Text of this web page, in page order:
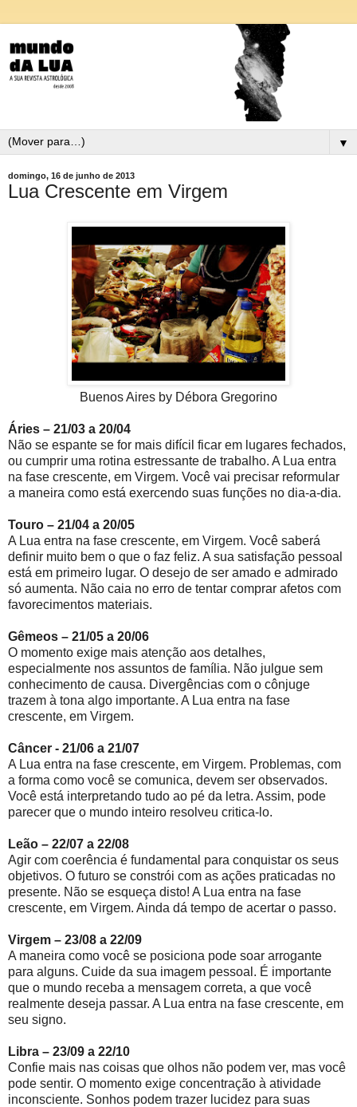
▼
domingo, 16 de junho de 2013
Lua Crescente em Virgem
Buenos Aires by Débora Gregorino
Áries – 21/03 a 20/04
Não se espante se for mais difícil ficar em lugares fechados,
ou cumprir uma rotina estressante de trabalho. A Lua entra
na fase crescente, em Virgem. Você vai precisar reformular
a maneira como está exercendo suas funções no dia-a-dia.
Touro – 21/04 a 20/05
A Lua entra na fase crescente, em Virgem. Você saberá
definir muito bem o que o faz feliz. A sua satisfação pessoal
está em primeiro lugar. O desejo de ser amado e admirado
só aumenta. Não caia no erro de tentar comprar afetos com
favorecimentos materiais.
Gêmeos – 21/05 a 20/06
O momento exige mais atenção aos detalhes,
especialmente nos assuntos de família. Não julgue sem
conhecimento de causa. Divergências com o cônjuge
trazem à tona algo importante. A Lua entra na fase
crescente, em Virgem.
Câncer - 21/06 a 21/07
A Lua entra na fase crescente, em Virgem. Problemas, com
a forma como você se comunica, devem ser observados.
Você está interpretando tudo ao pé da letra. Assim, pode
parecer que o mundo inteiro resolveu critica-lo.
Leão – 22/07 a 22/08
Agir com coerência é fundamental para conquistar os seus
objetivos. O futuro se constrói com as ações praticadas no
presente. Não se esqueça disto! A Lua entra na fase
crescente, em Virgem. Ainda dá tempo de acertar o passo.
Virgem – 23/08 a 22/09
A maneira como você se posiciona pode soar arrogante
para alguns. Cuide da sua imagem pessoal. É importante
que o mundo receba a mensagem correta, a que você
realmente deseja passar. A Lua entra na fase crescente, em
seu signo.
Libra – 23/09 a 22/10
Confie mais nas coisas que olhos não podem ver, mas você
pode sentir. O momento exige concentração à atividade
inconsciente. Sonhos podem trazer lucidez para suas